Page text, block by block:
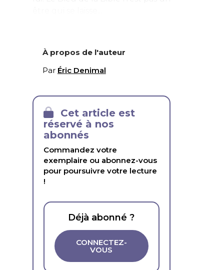
À propos de l'auteur
Par Éric Denimal
Cet article est
réservé à nos
abonnés
Commandez votre
exemplaire ou abonnez-vous
pour poursuivre votre lecture
!
Déjà abonné ?
CONNECTEZ-
VOUS